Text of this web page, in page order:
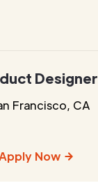
Designer
Francisco, CA
Now